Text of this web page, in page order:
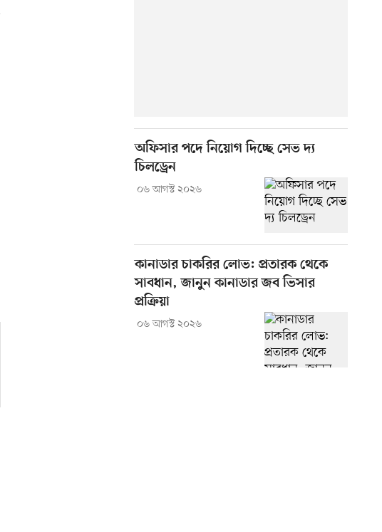
অফিসার পদে নিয়োগ দিচ্ছে সেভ দ্য
চিলড্রেন
০৬ আগস্ট ২০২৬
কানাডার চাকরির লোভ: প্রতারক থেকে
সাবধান, জানুন কানাডার জব ভিসার
প্রক্রিয়া
০৬ আগস্ট ২০২৬